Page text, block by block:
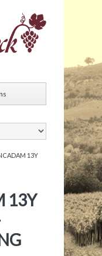
13Y
13Y